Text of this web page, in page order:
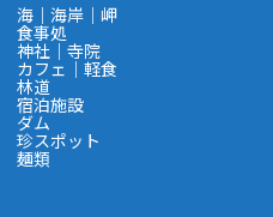
海｜海岸｜岬
食事処
神社｜寺院
カフェ｜軽食
林道
宿泊施設
ダム
珍スポット
麺類